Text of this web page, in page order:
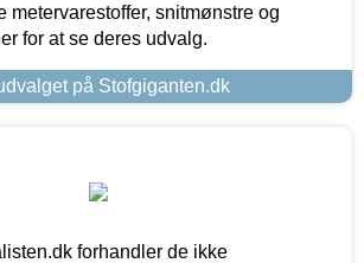
metervarestoffer, snitmønstre og
for at se deres udvalg.
på Stofgiganten.dk
forhandler de ikke